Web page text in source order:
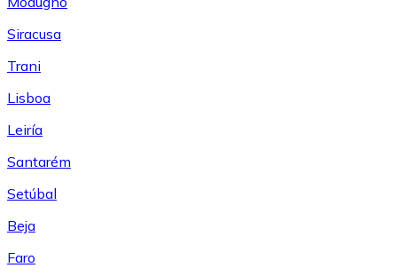
Siracusa
Trani
Lisboa
Leiría
Santarém
Setúbal
Beja
Faro